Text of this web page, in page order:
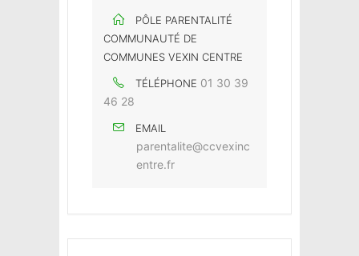
PÔLE PARENTALITÉ
COMMUNAUTÉ DE
COMMUNES VEXIN CENTRE
TÉLÉPHONE 01 30 39
46 28
EMAIL
parentalite@ccvexinc
entre.fr